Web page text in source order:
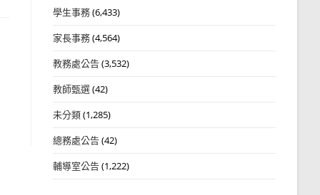
學生事務(6,433)
家長事務(4,564)
教務處公告(3,532)
教師甄選(42)
未分類(1,285)
總務處公告(42)
輔導室公告(1,222)